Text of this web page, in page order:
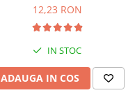
12,23 RON
IN STOC
ADAUGA IN COS